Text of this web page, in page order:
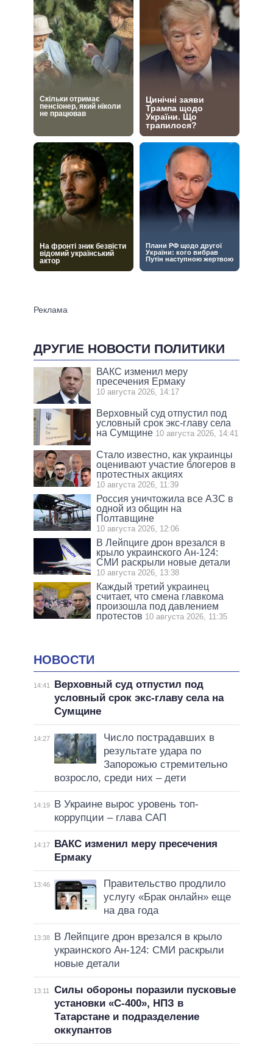
ДРУГИЕ НОВОСТИ ПОЛИТИКИ
ВАКС изменил меру
пресечения Ермаку
10 августа 2026, 14:17
Верховный суд отпустил под
условный срок экс-главу села
на Сумщине 10 августа 2026, 14:41
Стало известно, как украинцы
оценивают участие блогеров в
протестных акциях
10 августа 2026, 11:39
Россия уничтожила все АЗС в
одной из общин на
Полтавщине
10 августа 2026, 12:06
В Лейпциге дрон врезался в
крыло украинского Ан-124:
СМИ раскрыли новые детали
10 августа 2026, 13:38
Каждый третий украинец
считает, что смена главкома
произошла под давлением
протестов 10 августа 2026, 11:35
НОВОСТИ
14:41
Верховный суд отпустил под
условный срок экс-главу села на
Сумщине
14:27
Число пострадавших в
результате удара по
Запорожью стремительно
возросло, среди них – дети
14:19
В Украине вырос уровень топ-
коррупции – глава САП
14:17
ВАКС изменил меру пресечения
Ермаку
13:46
Правительство продлило
услугу «Брак онлайн» еще
на два года
13:38
В Лейпциге дрон врезался в крыло
украинского Ан-124: СМИ раскрыли
новые детали
13:11
Силы обороны поразили пусковые
установки «С-400», НПЗ в
Татарстане и подразделение
оккупантов